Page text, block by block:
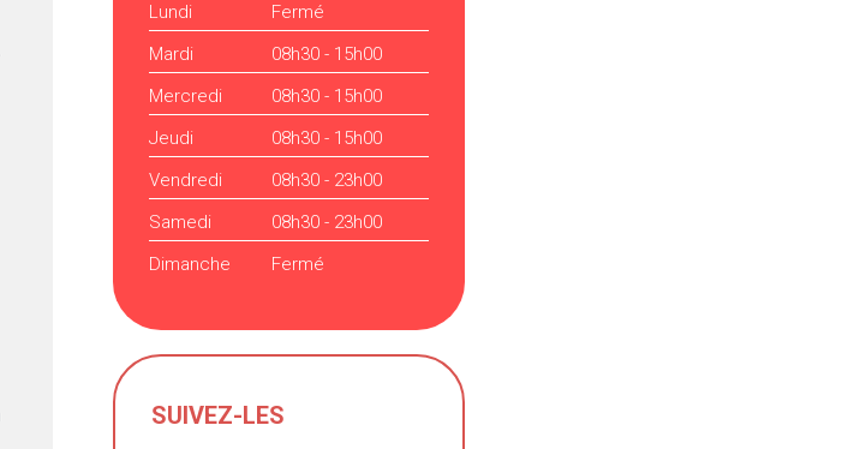
Lundi
Fermé
Mardi
08h30 - 15h00
Mercredi
08h30 - 15h00
Jeudi
08h30 - 15h00
Vendredi
08h30 - 23h00
Samedi
08h30 - 23h00
Dimanche
Fermé
SUIVEZ-LES